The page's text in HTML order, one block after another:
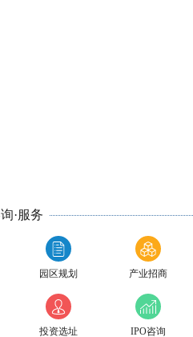
·服务
园区规划 产业招商
投资选址 IPO咨询